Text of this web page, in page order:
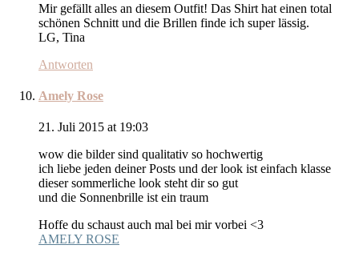
Mir gefällt alles an diesem Outfit! Das Shirt hat einen total
schönen Schnitt und die Brillen finde ich super lässig.
LG, Tina
Antworten
Amely Rose
21. Juli 2015 at 19:03
wow die bilder sind qualitativ so hochwertig
ich liebe jeden deiner Posts und der look ist einfach klasse
dieser sommerliche look steht dir so gut
und die Sonnenbrille ist ein traum
Hoffe du schaust auch mal bei mir vorbei <3
AMELY ROSE